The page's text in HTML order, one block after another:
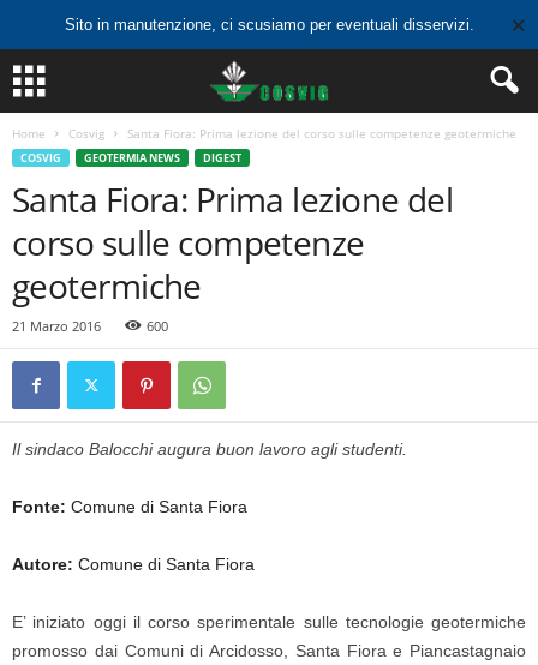
Sito in manutenzione, ci scusiamo per eventuali disservizi. ✕
Home Cosvig Santa Fiora: Prima lezione del corso sulle competenze geotermiche
COSVIG GEOTERMIA NEWS DIGEST
Santa Fiora: Prima lezione del
corso sulle competenze
geotermiche
21 Marzo 2016 600
Il sindaco Balocchi augura buon lavoro agli studenti.
Fonte: Comune di Santa Fiora
Autore: Comune di Santa Fiora
E’ iniziato oggi il corso sperimentale sulle tecnologie geotermiche
promosso dai Comuni di Arcidosso, Santa Fiora e Piancastagnaio